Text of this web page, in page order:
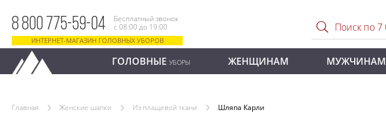
8 800 775-59-04
Бесплатный звонок
с 08:00 до 19:00
ИНТЕРНЕТ-МАГАЗИН ГОЛОВНЫХ УБОРОВ
ГОЛОВНЫЕ УБОРЫ ЖЕНЩИНАМ МУЖЧИНАМ
Главная Женские шапки Из плащевой ткани Шляпа Карли